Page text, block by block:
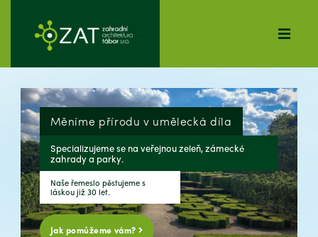
Měníme přírodu v umělecká díla
Specializujeme se na veřejnou zeleň, zámecké
zahrady a parky.
Naše řemeslo pěstujeme s
láskou již 30 let.
Jak pomůžeme vám?